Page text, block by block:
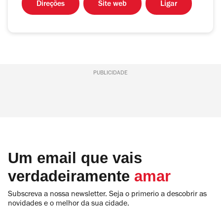
Direções Site web Ligar
PUBLICIDADE
Um email que vais
verdadeiramente amar
Subscreva a nossa newsletter. Seja o primerio a descobrir as
novidades e o melhor da sua cidade.